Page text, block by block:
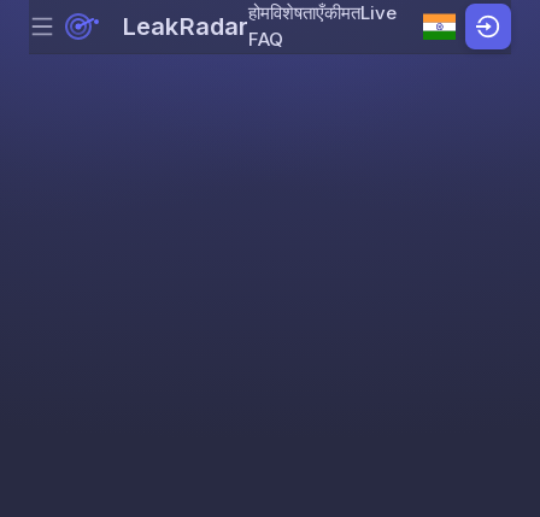
Skip to content
Menu LeakRadarहोमविशेषताएँकीमतLive
FAQ